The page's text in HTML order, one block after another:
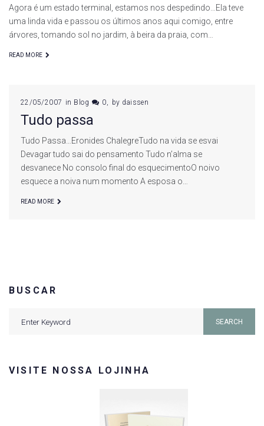
Agora é um estado terminal, estamos nos despedindo…Ela teve
uma linda vida e passou os últimos anos aqui comigo, entre
árvores, tomando sol no jardim, à beira da praia, com…
READ MORE
22/05/2007 in Blog 0 by daissen
Tudo passa
Tudo Passa…Eronides ChalegreTudo na vida se esvai
Devagar tudo sai do pensamento Tudo n’alma se
desvanece No consolo final do esquecimentoO noivo
esquece a noiva num momento A esposa o…
READ MORE
BUSCAR
SEARCH
VISITE NOSSA LOJINHA